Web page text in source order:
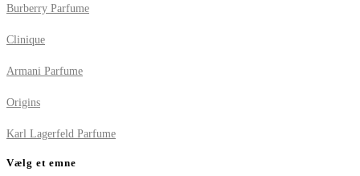
Burberry Parfume
Clinique
Armani Parfume
Origins
Karl Lagerfeld Parfume
Vælg et emne